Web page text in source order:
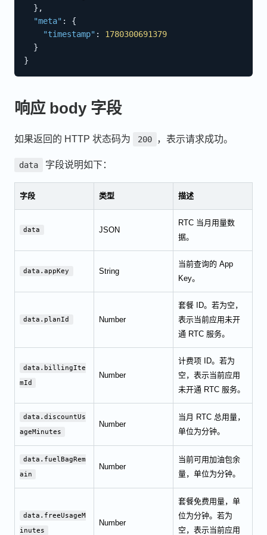
} ,
"meta" :
{
"timestamp" :
1780300691379
}
}
响应 body 字段
如果返回的 HTTP 状态码为 200 ，表示请求成功。
data 字段说明如下：
字段 类型 描述
data JSON
RTC 当月用量数
据。
data.appKey String
当前查询的 App
Key。
data.planId Number
套餐 ID。若为空，
表示当前应用未开
通 RTC 服务。
data.billingIte
mId
Number
计费项 ID。若为
空，表示当前应用
未开通 RTC 服务。
data.discountUs
ageMinutes
Number
当月 RTC 总用量，
单位为分钟。
data.fuelBagRem
ain
Number
当前可用加油包余
量，单位为分钟。
data.freeUsageM
inutes
Number
套餐免费用量，单
位为分钟。若为
空，表示当前应用